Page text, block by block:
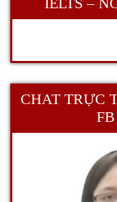
CHAT TRỰC